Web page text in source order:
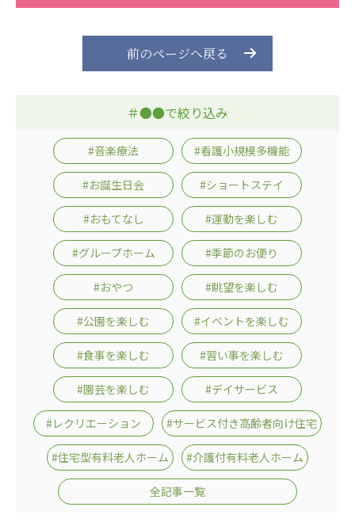
前のページへ戻る
＃●●で絞り込み
#音楽療法 #看護小規模多機能
#お誕生日会 #ショートステイ
#おもてなし #運動を楽しむ
#グループホーム #季節のお便り
#おやつ #眺望を楽しむ
#公園を楽しむ #イベントを楽しむ
#食事を楽しむ #習い事を楽しむ
#園芸を楽しむ #デイサービス
#レクリエーション #サービス付き高齢者向け住宅
#住宅型有料老人ホーム #介護付有料老人ホーム
全記事一覧